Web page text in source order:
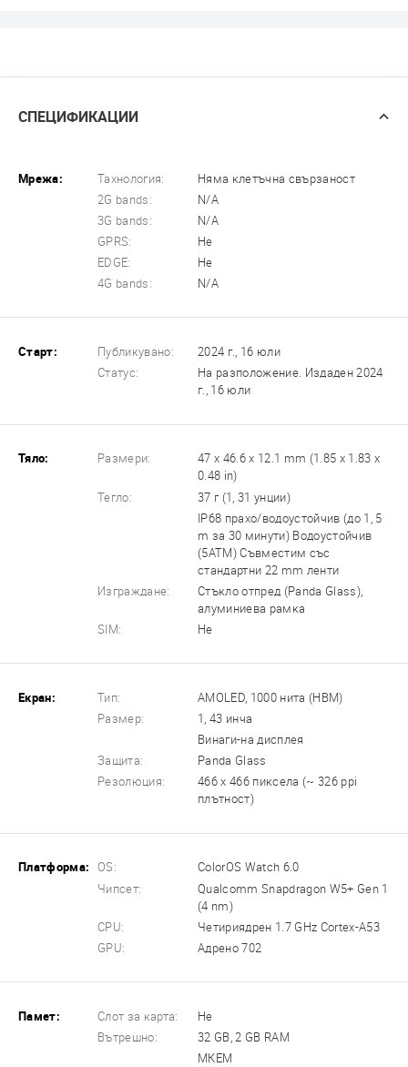
СПЕЦИФИКАЦИИ
Мрежа: Тахнология:
Няма клетъчна свързаност
2G bands:
N/A
3G bands:
N/A
GPRS:
Не
EDGE:
Не
4G bands:
N/A
Старт: Публикувано:
2024 г., 16 юли
Статус:
На разположение. Издаден 2024
г., 16 юли
Тяло: Размери:
47 x 46.6 x 12.1 mm (1.85 x 1.83 x
0.48 in)
Тегло:
37 г (1, 31 унции)
IP68 прахо/водоустойчив (до 1, 5
m за 30 минути) Водоустойчив
(5ATM) Съвместим със
стандартни 22 mm ленти
Изграждане:
Стъкло отпред (Panda Glass),
алуминиева рамка
SIM:
Не
Екран: Тип:
AMOLED, 1000 нита (HBM)
Размер:
1, 43 инча
Винаги-на дисплея
Защита:
Panda Glass
Резолюция:
466 x 466 пиксела (~ 326 ppi
плътност)
Платформа: OS:
ColorOS Watch 6.0
Чипсет:
Qualcomm Snapdragon W5+ Gen 1
(4 nm)
CPU:
Четириядрен 1.7 GHz Cortex-A53
GPU:
Адрено 702
Памет: Слот за карта:
Не
Вътрешно:
32 GB, 2 GB RAM
МКЕМ